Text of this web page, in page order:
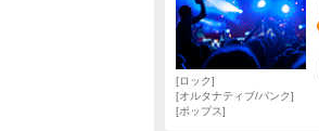
ロック
オルタナティブ/パンク
ポップス